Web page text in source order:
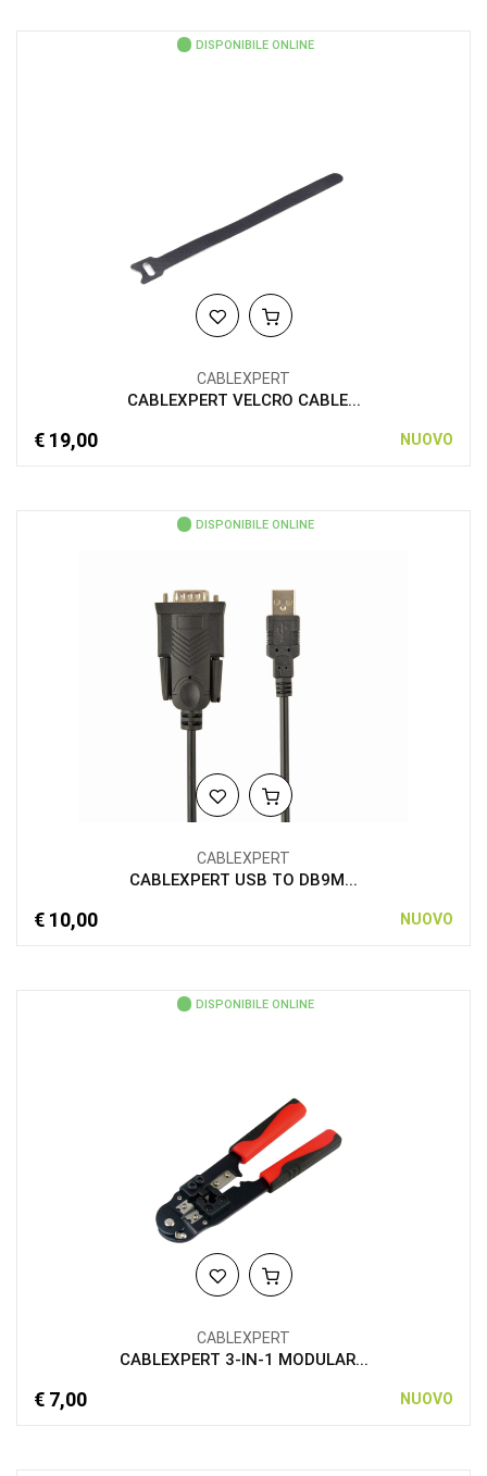
DISPONIBILE ONLINE
CABLEXPERT
CABLEXPERT VELCRO CABLE...
€ 19,00 NUOVO
DISPONIBILE ONLINE
CABLEXPERT
CABLEXPERT USB TO DB9M...
€ 10,00 NUOVO
DISPONIBILE ONLINE
CABLEXPERT
CABLEXPERT 3-IN-1 MODULAR...
€ 7,00 NUOVO